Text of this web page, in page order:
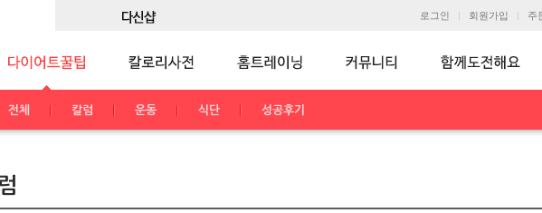
로그인 회원가입 주
전체 칼럼 운동 식단 성공후기